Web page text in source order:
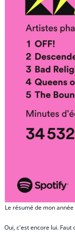
Le résumé de mon
Oui, c'est encore lui.